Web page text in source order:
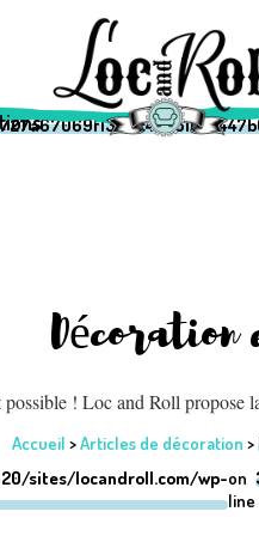
sites/
sites/
Décoration
! Loc and Roll propose
Accueil >Articles de décoration >
sites/locandroll.com/wp-on
line